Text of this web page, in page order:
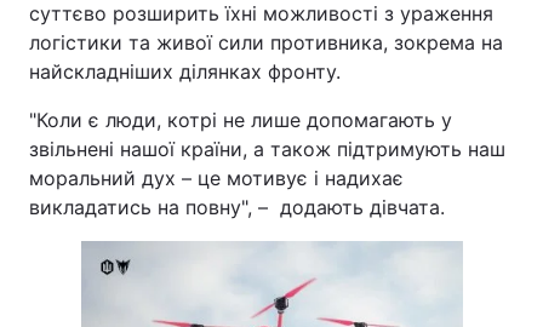
суттєво розширить їхні можливості з ураження
логістики та живої сили противника, зокрема на
найскладніших ділянках фронту.
"Коли є люди, котрі не лише допомагають у
звільнені нашої країни, а також підтримують наш
моральний дух – це мотивує і надихає
викладатись на повну", – додають дівчата.